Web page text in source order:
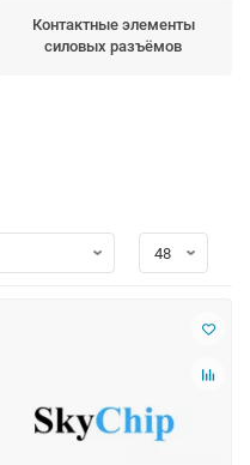
Контактные элементы
силовых разъёмов